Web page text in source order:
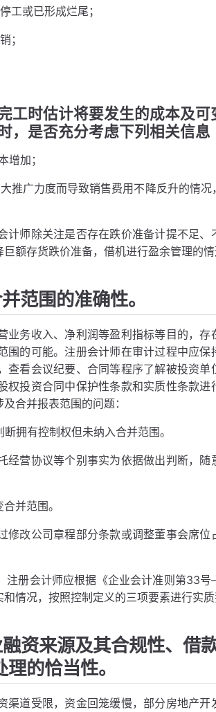
工或已形成烂尾；
；
工时估计将要发生的成本及可
，是否充分考虑下列相关信息
增加；
推广力度而导致销售费用不降反升的情况
计师除关注是否存在跌价准备计提不足、
额存货跌价准备，借机进行盈余管理的情
范围的准确性。
务收入、净利润等盈利指标等目的，存
的可能。注册会计师在审计过程中应保
看会议纪要、合同等程序了解被投资单
投资合同中保护性条款和实质性条款进
合并报表范围的问题：
拥有控制权但未纳入合并范围。
经营协议等个别事实为依据做出判断，随
并范围。
修改公司章程部分条款或调整董事会席位
注册会计师应根据《企业会计准则第33
情况，按照控制定义的三项要素进行实质
资来源及其合规性、借
的恰当性。
道受限，资金回笼缓慢，部分房地产开